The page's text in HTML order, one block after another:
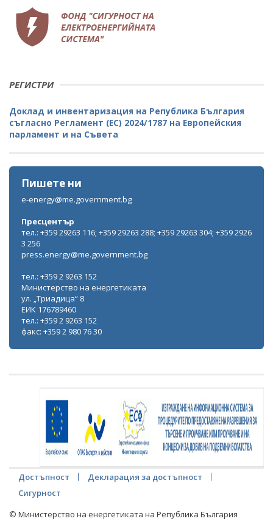
РЕГИСТРИ
Доклад и инвентаризация на Република България
съгласно Регламент (ЕС) 2024/1787 на Европейския
парламент и на Съвета
Пишете ни
e-energy@me.government.bg
Пресцентър
тел.: +359 29263 116; +359 29263 288; +359 29263 304; +359 2926
3 256
press.energy@me.government.bg
тел.: +359 2 9263 152
Министерство на енергетиката
ул. „Триадица“ 8
ЕИК 176789460
тел.: +359 2 9263 152
факс: +359 2 980 76 30
Достъпност
Декларация за достъпност
Сигурност
© Министерство на енергетиката на Република България